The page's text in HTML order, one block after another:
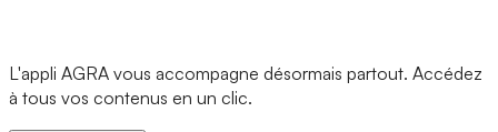
L'appli AGRA vous accompagne désormais partout. Accédez
à tous vos contenus en un clic.